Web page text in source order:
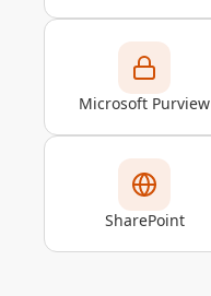
Microsoft Purview
SharePoint